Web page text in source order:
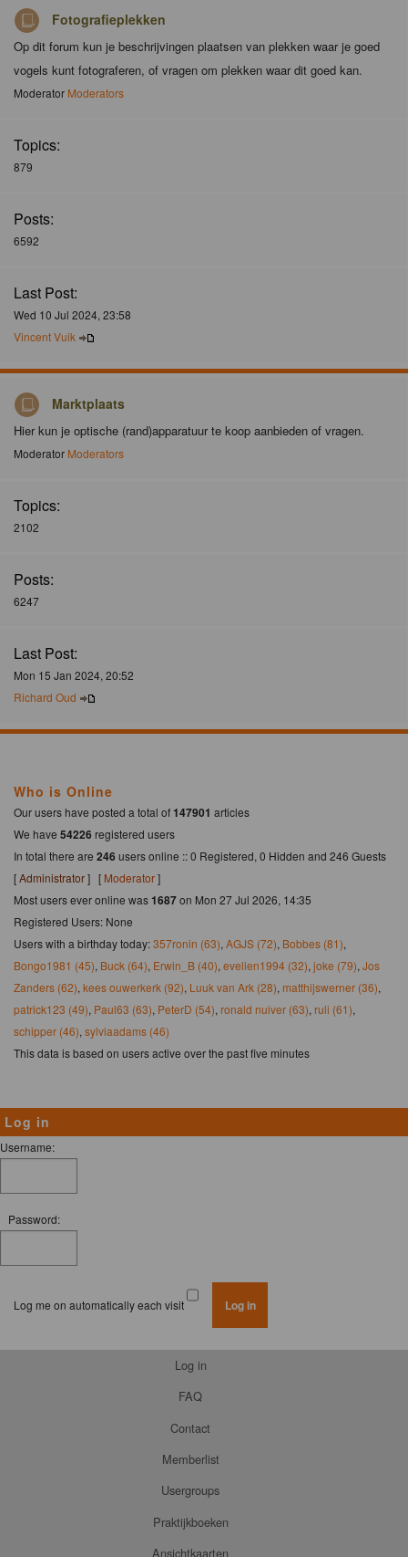
Fotografieplekken
Op dit forum kun je beschrijvingen plaatsen van plekken waar je goed
vogels kunt fotograferen, of vragen om plekken waar dit goed kan.
Moderator Moderators
Topics:
879
Posts:
6592
Last Post:
Wed 10 Jul 2024, 23:58
Vincent Vuik
Marktplaats
Hier kun je optische (rand)apparatuur te koop aanbieden of vragen.
Moderator Moderators
Topics:
2102
Posts:
6247
Last Post:
Mon 15 Jan 2024, 20:52
Richard Oud
Who is Online
Our users have posted a total of147901 articles
We have 54226 registered users
In total there are 246 users online :: 0 Registered, 0 Hidden and 246 Guests
[Administrator] [ Moderator]
Most users ever online was1687on Mon 27 Jul 2026, 14:35
Registered Users: None
Users with a birthday today:357ronin (63), AGJS (72), Bobbes (81),
Bongo1981 (45), Buck (64), Erwin_B (40), evelien1994 (32), joke (79), Jos
Zanders (62), kees ouwerkerk (92), Luuk van Ark (28), matthijswerner (36),
patrick123 (49), Paul63 (63), PeterD (54), ronald nuiver (63), ruli (61),
schipper (46), sylviaadams (46)
This data is based on users active over the past five minutes
Log in
Username:
Password:
Log me on automatically each visit
Log in
FAQ
Contact
Memberlist
Usergroups
Praktijkboeken
Ansichtkaarten